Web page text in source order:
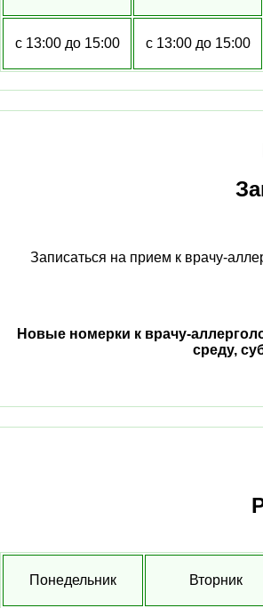
с 13:00 до 15:00 с 13:00 до 15:00
Записаться на прием к врачу-
Новые номерки к врачу-
среду,
Понедельник Вторник